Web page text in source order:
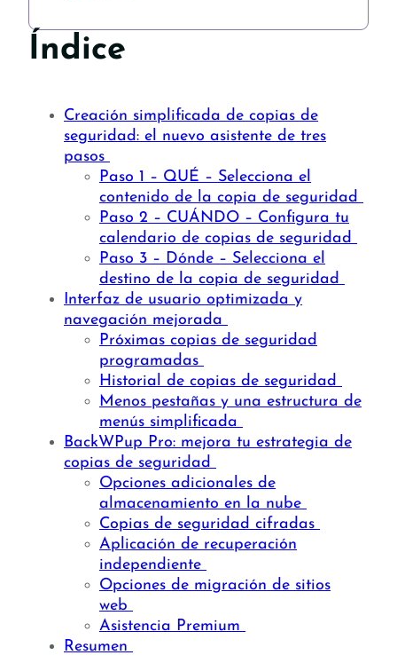
Índice
Creación simplificada de copias de
seguridad: el nuevo asistente de tres
pasos
Paso 1 – QUÉ – Selecciona el
contenido de la copia de seguridad
Paso 2 – CUÁNDO – Configura tu
calendario de copias de seguridad
Paso 3 – Dónde – Selecciona el
destino de la copia de seguridad
Interfaz de usuario optimizada y
navegación mejorada
Próximas copias de seguridad
programadas
Historial de copias de seguridad
Menos pestañas y una estructura de
menús simplificada
BackWPup Pro: mejora tu estrategia de
copias de seguridad
Opciones adicionales de
almacenamiento en la nube
Copias de seguridad cifradas
Aplicación de recuperación
independiente
Opciones de migración de sitios
web
Asistencia Premium
Resumen